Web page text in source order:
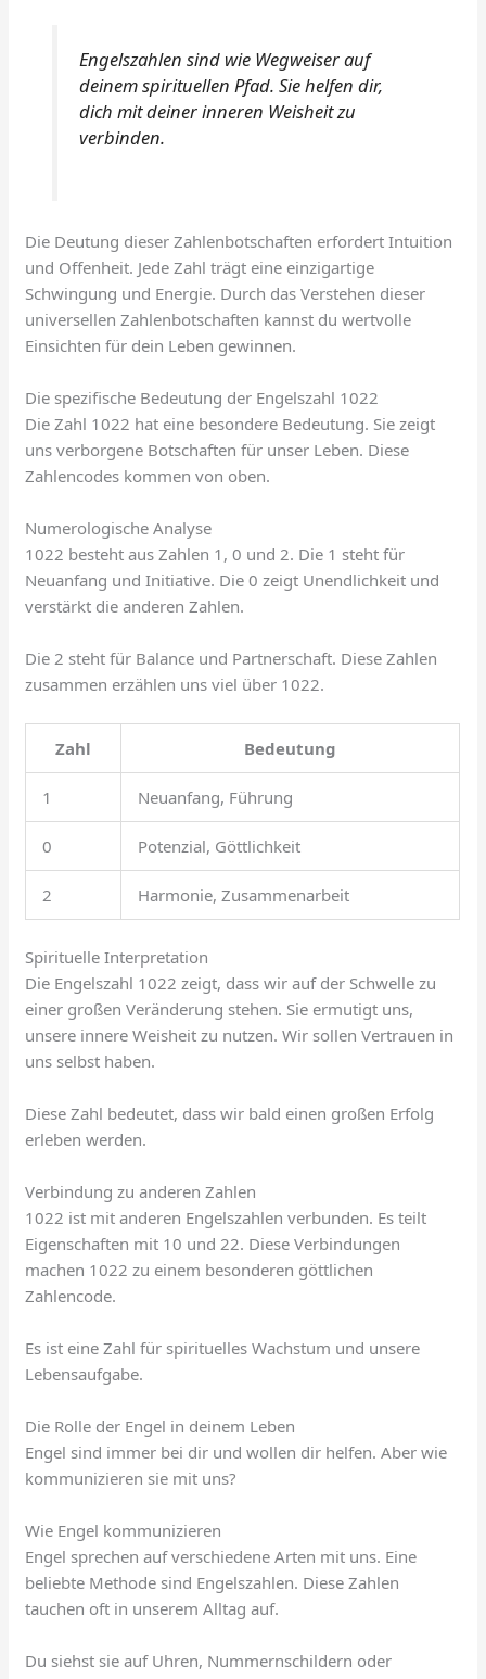
Engelszahlen sind wie Wegweiser auf
deinem spirituellen Pfad. Sie helfen dir,
dich mit deiner inneren Weisheit zu
verbinden.
Die Deutung dieser Zahlenbotschaften erfordert Intuition
und Offenheit. Jede Zahl trägt eine einzigartige
Schwingung und Energie. Durch das Verstehen dieser
universellen Zahlenbotschaften kannst du wertvolle
Einsichten für dein Leben gewinnen.
Die spezifische Bedeutung der Engelszahl 1022
Die Zahl 1022 hat eine besondere Bedeutung. Sie zeigt
uns verborgene Botschaften für unser Leben. Diese
Zahlencodes kommen von oben.
Numerologische Analyse
1022 besteht aus Zahlen 1, 0 und 2. Die 1 steht für
Neuanfang und Initiative. Die 0 zeigt Unendlichkeit und
verstärkt die anderen Zahlen.
Die 2 steht für Balance und Partnerschaft. Diese Zahlen
zusammen erzählen uns viel über 1022.
Zahl Bedeutung
1 Neuanfang, Führung
0 Potenzial, Göttlichkeit
2 Harmonie, Zusammenarbeit
Spirituelle Interpretation
Die Engelszahl 1022 zeigt, dass wir auf der Schwelle zu
einer großen Veränderung stehen. Sie ermutigt uns,
unsere innere Weisheit zu nutzen. Wir sollen Vertrauen in
uns selbst haben.
Diese Zahl bedeutet, dass wir bald einen großen Erfolg
erleben werden.
Verbindung zu anderen Zahlen
1022 ist mit anderen Engelszahlen verbunden. Es teilt
Eigenschaften mit 10 und 22. Diese Verbindungen
machen 1022 zu einem besonderen göttlichen
Zahlencode.
Es ist eine Zahl für spirituelles Wachstum und unsere
Lebensaufgabe.
Die Rolle der Engel in deinem Leben
Engel sind immer bei dir und wollen dir helfen. Aber wie
kommunizieren sie mit uns?
Wie Engel kommunizieren
Engel sprechen auf verschiedene Arten mit uns. Eine
beliebte Methode sind Engelszahlen. Diese Zahlen
tauchen oft in unserem Alltag auf.
Du siehst sie auf Uhren, Nummernschildern oder